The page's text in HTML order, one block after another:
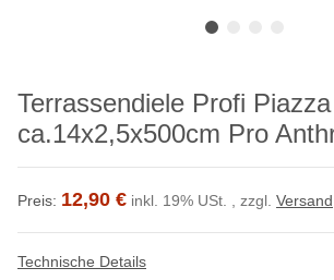
Terrassendiele Profi Piazza
ca.14x2,5x500cm Pro
Preis: 12,90 € inkl. 19% USt. , zzgl. Versand
Technische Details